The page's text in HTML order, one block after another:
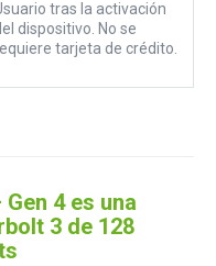
tras la activación
dispositivo. No se
tarjeta de crédito.
4 es una
3 de 128